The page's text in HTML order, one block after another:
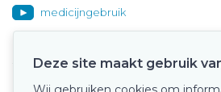
medicijngebruik
Deze site maakt gebruik